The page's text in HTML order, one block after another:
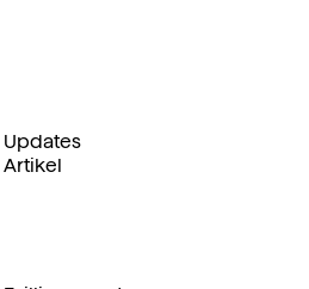
Updates
Artikel